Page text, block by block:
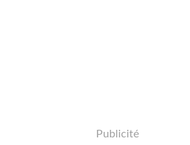
Publicité